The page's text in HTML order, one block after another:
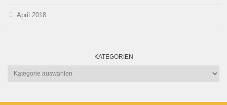
April 2018
KATEGORIEN
Kategorien